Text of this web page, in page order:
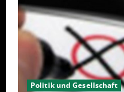
Politik und Gesellschaft